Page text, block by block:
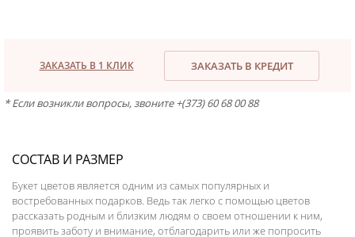
ЗАКАЗАТЬ В 1 КЛИК ЗАКАЗАТЬ В КРЕДИТ
* Если возникли вопросы, звоните +(373) 60 68 00 88
СОСТАВ И РАЗМЕР
Букет цветов является одним из самых популярных и
востребованных подарков. Ведь так легко с помощью цветов
рассказать родным и близким людям о своем отношении к ним,
проявить заботу и внимание, отблагодарить или же попросить